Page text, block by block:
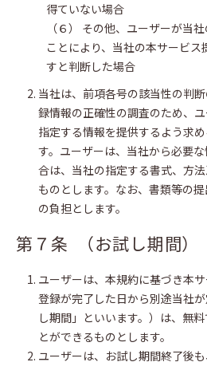
得ていない場合
（６） その他、ユーザーが当
ことにより、当社の本サービ
すと判断した場合
当社は、前項各号の該当性の判
録情報の正確性の調査のため、
指定する情報を提供するよう求
す。ユーザーは、当社から必要
合は、当社の指定する書式、方
ものとします。なお、書類等の
の負担とします。
第７条 （お試し期間）
ユーザーは、本規約に基づき本
登録が完了した日から別途当社
し期間」といいます。）は、無
とができるものとします。
ユーザーは、お試し期間終了後